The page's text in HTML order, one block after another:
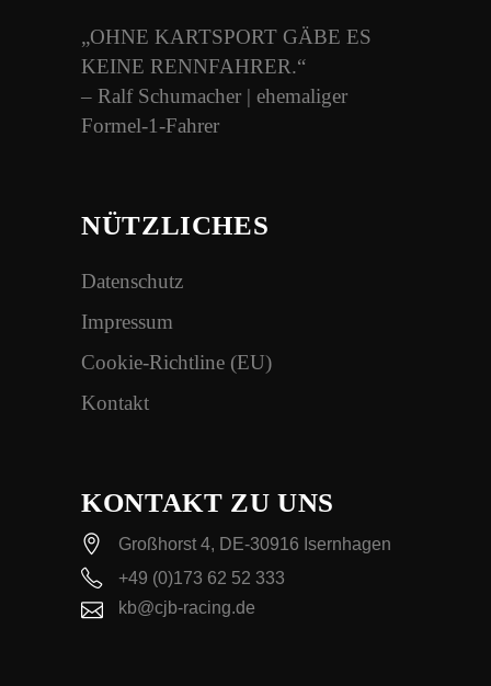
„OHNE KARTSPORT GÄBE ES
KEINE RENNFAHRER.“
– Ralf Schumacher | ehemaliger
Formel-1-Fahrer
NÜTZLICHES
Datenschutz
Impressum
Cookie-Richtline (EU)
Kontakt
KONTAKT ZU UNS
Großhorst 4, DE-30916 Isernhagen
+49 (0)173 62 52 333
kb@cjb-racing.de